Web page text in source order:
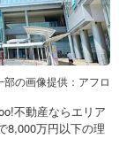
部の画像提供：アフロ
不動産ならエリア
8,000万円以下の理